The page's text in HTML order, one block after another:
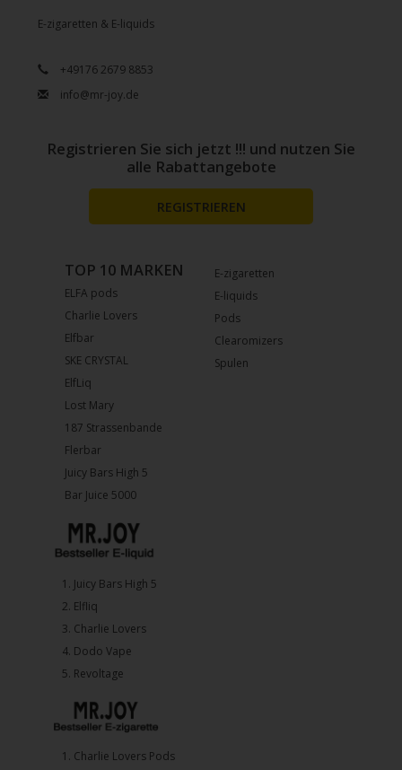
E-zigaretten & E-liquids
+49176 2679 8853
info@mr-joy.de
E-zigaretten
E-liquids
Pods
Clearomizers
Spulen
TOP 10 MARKEN
ELFA pods
Charlie Lovers
Elfbar
SKE CRYSTAL
ElfLiq
Lost Mary
187 Strassenbande
Flerbar
Juicy Bars High 5
Bar Juice 5000
1.⁠ ⁠Juicy Bars High 5
2.⁠ ⁠⁠Elfliq
3.⁠ ⁠⁠Charlie Lovers
4.⁠ ⁠⁠Dodo Vape
5. ⁠Revoltage
1.⁠ ⁠Charlie Lovers Pods
Registrieren Sie sich jetzt !!! und nutzen Sie
alle Rabattangebote
REGISTRIEREN